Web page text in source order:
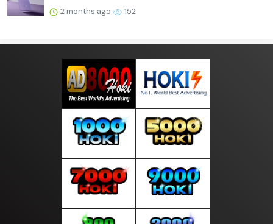
2 months ago 152